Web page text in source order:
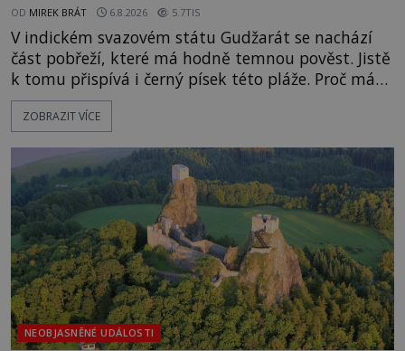
OD MIREK BRÁT 6.8.2026 5.7TIS
V indickém svazovém státu Gudžarát se nachází
část pobřeží, které má hodně temnou pověst. Jistě
k tomu přispívá i černý písek této pláže. Proč má
pláž takové netypické zbarvení? Nakolik jsou
pravdivé historky, že zde došlo k nevysvětlitelným
následovat. Vstupujeme na pláž Dumas ve městě
Surat. Gu
ZOBRAZIT VÍCE
NEOBJASNĚNÉ UDÁLOSTI